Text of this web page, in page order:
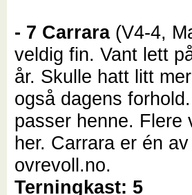
- 7 Carrara (V4-4,
veldig fin. Vant lett
år. Skulle hatt litt
også dagens
passer henne. Flere
her. Carrara er én
ovrevoll.no.
Terningkast: 5